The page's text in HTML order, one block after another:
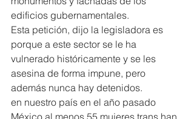
edificios gubernamentales.
Esta petición, dijo la legisladora es
porque a este sector se le ha
vulnerado históricamente y se les
asesina de forma impune, pero
además nunca hay detenidos.
en nuestro país en el año pasado
México al menos 55 mujeres trans han